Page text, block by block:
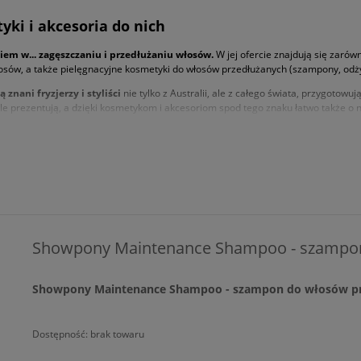
i akcesoria do nich
w... zagęszczaniu i przedłużaniu włosów.W jej ofercie znajdują się
a także pielęgnacyjne kosmetyki do włosów przedłużanych (szampony,
znani fryzjerzy i styliści nie tylko z Australii, ale z całego świata,
prezentują, a dzięki kosmetykom i akcesoriom spod tego znaku łatwo także o
Showpony Maintenance Shampoo -
Showpony Maintenance Shampoo - szampon do włosów
Dostępność: brak towaru